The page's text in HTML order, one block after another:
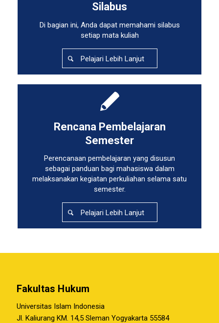
Silabus
Di bagian ini, Anda dapat memahami silabus
setiap mata kuliah
Pelajari Lebih Lanjut
Rencana Pembelajaran
Semester
Perencanaan pembelajaran yang disusun
sebagai panduan bagi mahasiswa dalam
melaksanakan kegiatan perkuliahan selama satu
semester.
Pelajari Lebih Lanjut
Fakultas Hukum
Universitas Islam Indonesia
Jl. Kaliurang KM. 14,5 Sleman Yogyakarta 55584